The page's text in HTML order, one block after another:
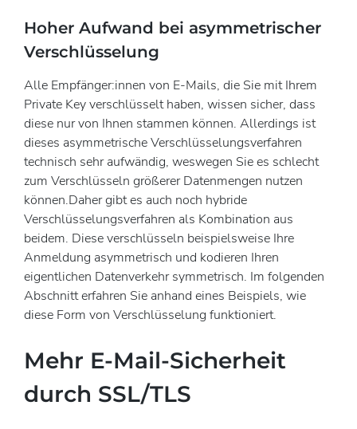
Hoher Aufwand bei asymmetrischer
Verschlüsselung
Alle Empfänger:innen von E-Mails, die Sie mit Ihrem
Private Key verschlüsselt haben, wissen sicher, dass
diese nur von Ihnen stammen können. Allerdings ist
dieses asymmetrische Verschlüsselungsverfahren
technisch sehr aufwändig, weswegen Sie es schlecht
zum Verschlüsseln größerer Datenmengen nutzen
können.Daher gibt es auch noch hybride
Verschlüsselungsverfahren als Kombination aus
beidem. Diese verschlüsseln beispielsweise Ihre
Anmeldung asymmetrisch und kodieren Ihren
eigentlichen Datenverkehr symmetrisch. Im folgenden
Abschnitt erfahren Sie anhand eines Beispiels, wie
diese Form von Verschlüsselung funktioniert.
Mehr E-Mail-Sicherheit
durch SSL/TLS